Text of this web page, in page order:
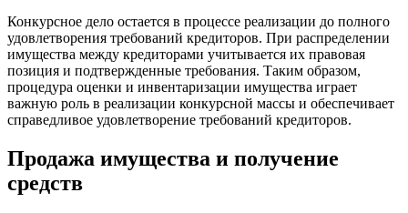
Конкурсное дело остается в процессе реализации до полного
удовлетворения требований кредиторов. При распределении
имущества между кредиторами учитывается их правовая
позиция и подтвержденные требования. Таким образом,
процедура оценки и инвентаризации имущества играет
важную роль в реализации конкурсной массы и обеспечивает
справедливое удовлетворение требований кредиторов.
Продажа имущества и получение
средств